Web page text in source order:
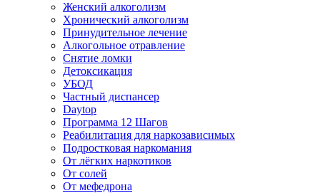
Женский алкоголизм
Хронический алкоголизм
Принудительное лечение
Алкогольное отравление
Снятие ломки
Детоксикация
УБОД
Частный диспансер
Daytop
Программа 12 Шагов
Реабилитация для наркозависимых
Подростковая наркомания
От лёгких наркотиков
От солей
От мефедрона